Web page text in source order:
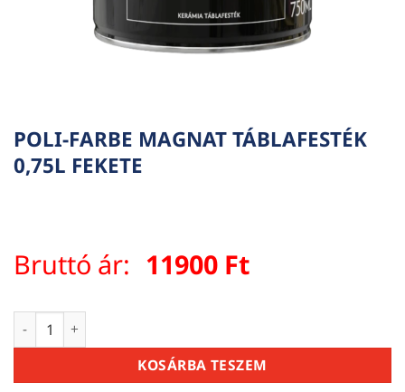
POLI-FARBE MAGNAT TÁBLAFESTÉK
0,75L FEKETE
Bruttó ár: 11900 Ft
POLI-FARBE MAGNAT TÁBLAFESTÉK 0,75L FEKETE mennyiség
KOSÁRBA TESZEM